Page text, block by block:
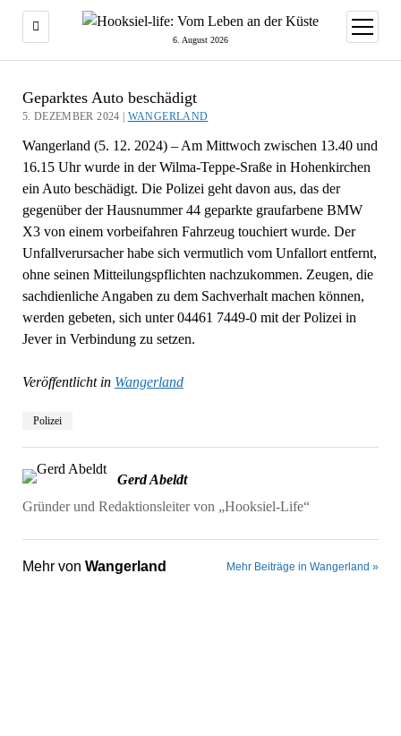
6. August 2026
Menü
öffnen
Geparktes Auto beschädigt
5. DEZEMBER 2024 | WANGERLAND
Wangerland (5. 12. 2024) – Am Mittwoch zwischen 13.40 und
16.15 Uhr wurde in der Wilma-Teppe-Sraße in Hohenkirchen
ein Auto beschädigt. Die Polizei geht davon aus, das der
gegenüber der Hausnummer 44 geparkte graufarbene BMW
X3 von einem vorbeifahren Fahrzeug touchiert wurde. Der
Unfallverursacher habe sich vermutlich vom Unfallort entfernt,
ohne seinen Mitteilungspflichten nachzukommen. Zeugen, die
sachdienliche Angaben zu dem Sachverhalt machen können,
werden gebeten, sich unter 04461 7449-0 mit der Polizei in
Jever in Verbindung zu setzen.
Veröffentlicht in Wangerland
Polizei
Gerd Abeldt
Gründer und Redaktionsleiter von „Hooksiel-Life“
Mehr von Wangerland Mehr Beiträge in Wangerland »